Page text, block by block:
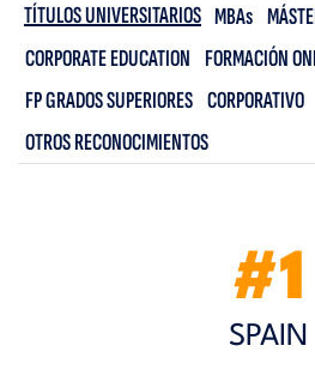
TÍTULOS UNIVERSITARIOS MBAs
CORPORATE EDUCATION FORMACIÓN
FP GRADOS SUPERIORES CORPORATIVO
OTROS RECONOCIMIENTOS
#1
SPAIN